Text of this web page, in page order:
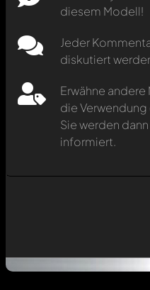
diesem Modell!
Jeder
diskutiert
Erwähne
die Verwendung
Sie werden
informiert.